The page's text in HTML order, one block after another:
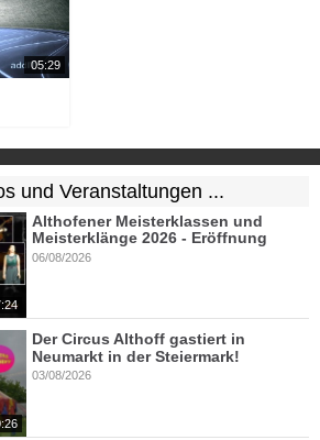
05:29
und Veranstaltungen ...
Althofener Meisterklassen und
Meisterklänge 2026 - Eröffnung
06/08/2026
Der Circus Althoff gastiert in
Neumarkt in der Steiermark!
03/08/2026